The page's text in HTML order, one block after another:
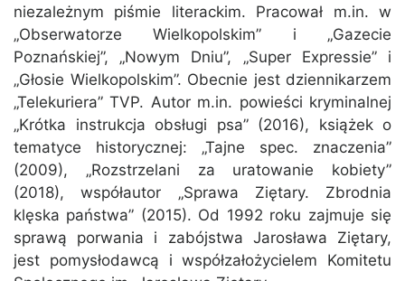
niezależnym piśmie literackim. Pracował m.in. w
„Obserwatorze Wielkopolskim” i „Gazecie
Poznańskiej”, „Nowym Dniu”, „Super Expressie” i
„Głosie Wielkopolskim”. Obecnie jest dziennikarzem
„Telekuriera” TVP. Autor m.in. powieści kryminalnej
„Krótka instrukcja obsługi psa” (2016), książek o
tematyce historycznej: „Tajne spec. znaczenia”
(2009), „Rozstrzelani za uratowanie kobiety”
(2018), współautor „Sprawa Ziętary. Zbrodnia
klęska państwa” (2015). Od 1992 roku zajmuje się
sprawą porwania i zabójstwa Jarosława Ziętary,
jest pomysłodawcą i współzałożycielem Komitetu